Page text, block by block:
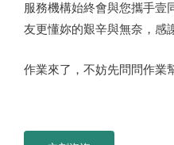
服務機構始終會與您攜手壹
友更懂妳的艱辛與無奈，感
作業來了，不妨先問問作業